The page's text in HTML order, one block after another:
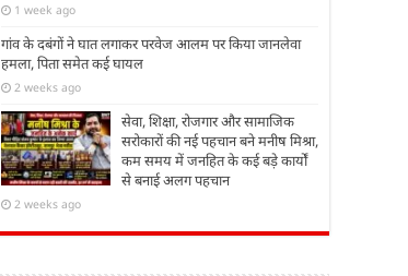
1 week ago
गांव के दबंगों ने घात लगाकर परवेज आलम पर किया जानलेवा
हमला, पिता समेत कई घायल
2 weeks ago
सेवा, शिक्षा, रोजगार और सामाजिक
सरोकारों की नई पहचान बने मनीष मिश्रा,
कम समय में जनहित के कई बड़े कार्यों
से बनाई अलग पहचान
2 weeks ago